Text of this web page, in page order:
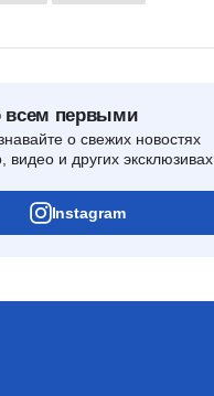
всем первыми
о свежих новостях
видео и других эксклюзивах
Instagram